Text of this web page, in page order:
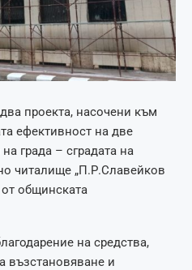
проекта, насочени към
ефективност на две
града – сградата на
читалище „П.Р.Славейков
общинската
на средства,
възстановяване и